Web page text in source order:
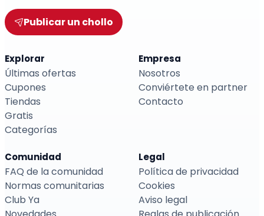
Publicar un chollo
Explorar
Últimas ofertas
Cupones
Tiendas
Gratis
Categorías
Empresa
Nosotros
Conviértete en partner
Contacto
Comunidad
FAQ de la comunidad
Normas comunitarias
Club Ya
Legal
Política de privacidad
Cookies
Aviso legal